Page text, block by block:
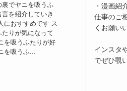
でヤニを吸うふ
を紹介していき
におすすめです ス
りが気になって
を吸うふたりが好
を吸うふ...
・漫画紹
仕事のご
くお願い
インスタ
でぜひ覗